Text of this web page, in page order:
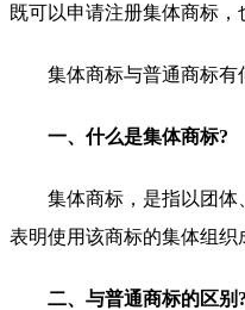
既可以申请注册集体商标
集体商标与普通商标有
一、什么是集体商标?
集体商标，是指以团体、
表明使用该商标的集体组织
二、与普通商标的区别?